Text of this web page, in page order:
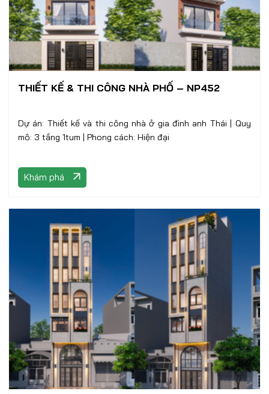
THIẾT KẾ & THI CÔNG NHÀ PHỐ – NP452
Dự án: Thiết kế và thi công nhà ở gia đình anh Thái | Quy
mô: 3 tầng 1tum | Phong cách: Hiện đại
Khám phá